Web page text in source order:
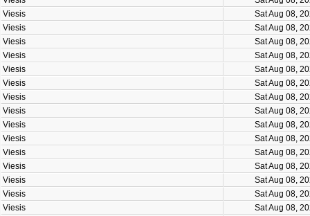
Viesis
Sat Aug 08,
Viesis
Sat Aug 08,
Viesis
Sat Aug 08,
Viesis
Sat Aug 08,
Viesis
Sat Aug 08,
Viesis
Sat Aug 08,
Viesis
Sat Aug 08,
Viesis
Sat Aug 08,
Viesis
Sat Aug 08,
Viesis
Sat Aug 08,
Viesis
Sat Aug 08,
Viesis
Sat Aug 08,
Viesis
Sat Aug 08,
Viesis
Sat Aug 08,
Viesis
Sat Aug 08,